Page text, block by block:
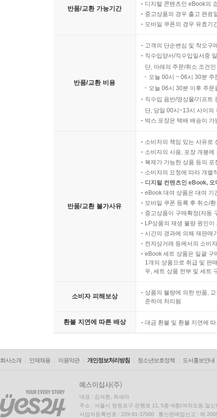
반품/교환 가능기간
디지털 콘텐츠인 eBook의
중고상품의 경우 출고 완료
모바일 쿠폰의 경우 유효기
반품/교환 비용
고객의 단순변심 및 착오구
직수입양서/직수입일서중
단, 아래의 주문/취소 조건
오늘 00시 ~ 06시 30분
오늘 06시 30분 이후 주
직수입 음반/영상물/기프트
단, 당일 00시~13시 사이의
박스 포장은 택배 배송이
반품/교환 불가사유
소비자의 책임 있는 사유로
소비자의 사용, 포장 개봉
복제가 가능한 상품 등의
소비자의 요청에 따라 개별
디지털 컨텐츠인 eBook,
eBook 대여 상품은 대여 기
모바일 쿠폰 등록 후 취소/
중고상품이 구매확정(자동
LP상품의 재생 불량 원인
시간의 경과에 의해 재판매
전자상거래 등에서의 소비
eBook 세트 상품은 일괄 구
1개의 상품으로 취급 및 판
우, 세트 상품 전부 및 세트
소비자 피해보상
상품의 불량에 의한 반품,
준하여 처리됨
환불 지연에 따른 배상 대금 환불 및 환불 지연에
회사소개 인재채용 이용약관 개인정보처리방침 청소년보호정책 도서홍보안내
대표 : 김석환, 최세라
주소 : 서울시 영등포구 은행로 11, 5층~6층(여의도동,일신
사업자등록번호 : 229-81-37000 통신판매업신고 : 제